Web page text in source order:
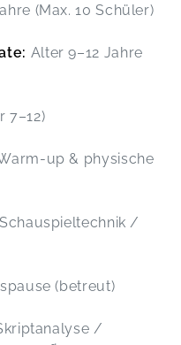
(Max. 10 Schüler)
Alter 9–12 Jahre
7–12)
up & physische
/
(betreut)
/